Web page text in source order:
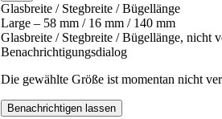
Glasbreite / Stegbreite / Bügellänge
Large – 58 mm / 16 mm / 140 mm
Glasbreite / Stegbreite / Bügellänge, nicht
Benachrichtigungsdialog
Die gewählte Größe ist momentan nicht
Benachrichtigen lassen